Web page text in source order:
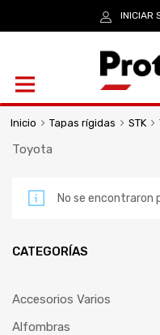
INICIAR
Inicio Tapas rígidas STK
Toyota
No se encontraron
CATEGORÍAS
Accesorios Varios
Alfombras